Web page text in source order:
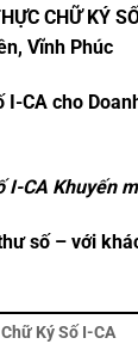
CHỮ KÝ
Vĩnh Phúc
I-CA cho
I-CA Khuyến
số – với
Ký Số I-CA